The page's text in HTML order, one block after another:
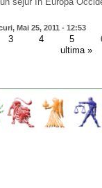
Mai 25, 2011 - 12:53
3 4 5
ultima »